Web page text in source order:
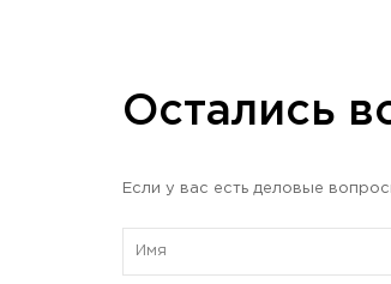
Остались
Если у вас есть деловые